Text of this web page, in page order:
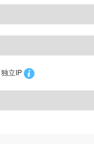
独立IP